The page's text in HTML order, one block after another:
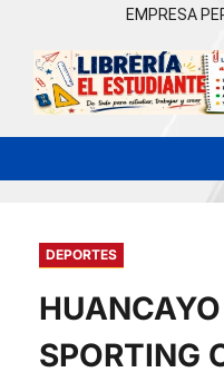
EMPRESA
DEPORTES
HUANCAYO
SPORTING